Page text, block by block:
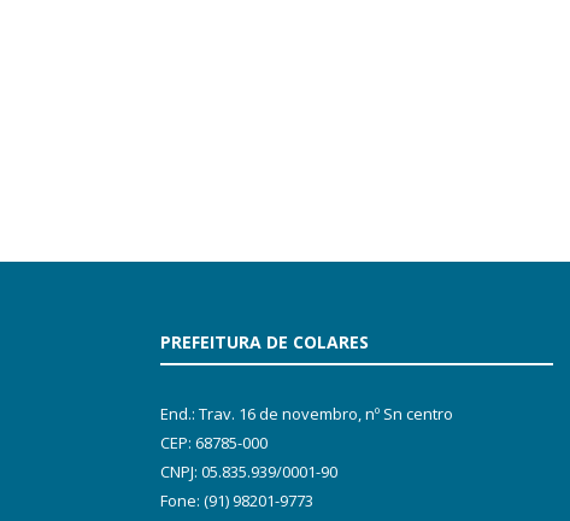
PREFEITURA DE COLARES
End.: Trav. 16 de novembro, nº Sn centro
CEP: 68785-000
CNPJ: 05.835.939/0001-90
Fone: (91) 98201-9773